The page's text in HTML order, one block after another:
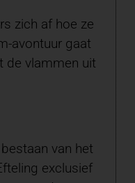
zich af hoe ze
avontuur gaat
de vlammen uit
van het
exclusief